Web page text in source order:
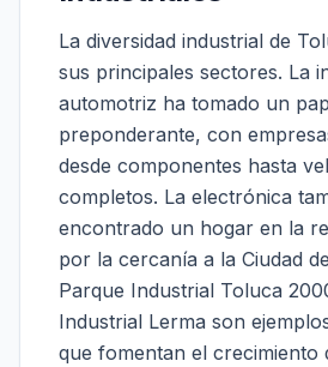
La diversidad industrial de
sus principales sectores. La
automotriz ha tomado un
preponderante, con
desde componentes hasta
completos. La electrónica
encontrado un hogar en la
por la cercanía a la Ciudad
Parque Industrial Toluca
Industrial Lerma son
que fomentan el crecimiento